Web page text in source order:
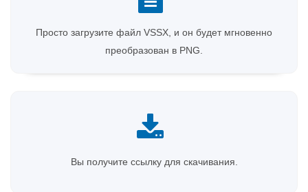
Просто загрузите файл VSSX, и он будет мгновенно
преобразован в PNG.
Вы получите ссылку для скачивания.